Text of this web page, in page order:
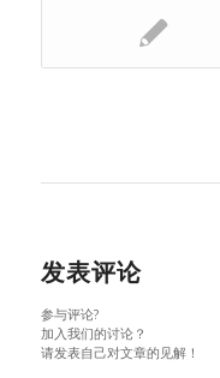
发表评论
参与评论?
加入我们的讨论？
请发表自己对文章的见解！